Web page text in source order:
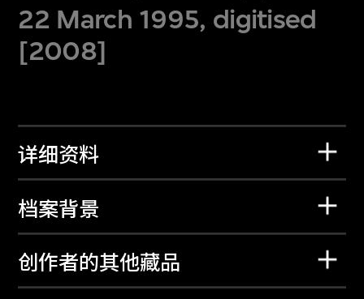
22 March 1995, digitised
[2008]
详细资料
档案背景
创作者的其他藏品